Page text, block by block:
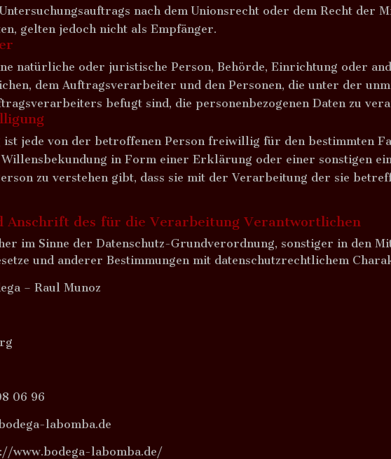
nach dem Unionsrecht oder dem Recht der
gelten jedoch nicht als Empfänger.
natürliche oder juristische Person, Behörde, Einrichtung oder
dem Auftragsverarbeiter und den Personen, die unter der
befugt sind, die personenbezogenen Daten zu
jede von der betroffenen Person freiwillig für den bestimmten
Willensbekundung in Form einer Erklärung oder einer sonstigen
zu verstehen gibt, dass sie mit der Verarbeitung der sie
Anschrift des für die Verarbeitung Verantwortlichen
im Sinne der Datenschutz-Grundverordnung, sonstiger in den
und anderer Bestimmungen mit datenschutzrechtlichem
– Raul Munoz
06 96
labomba.de
www.bodega-labomba.de/